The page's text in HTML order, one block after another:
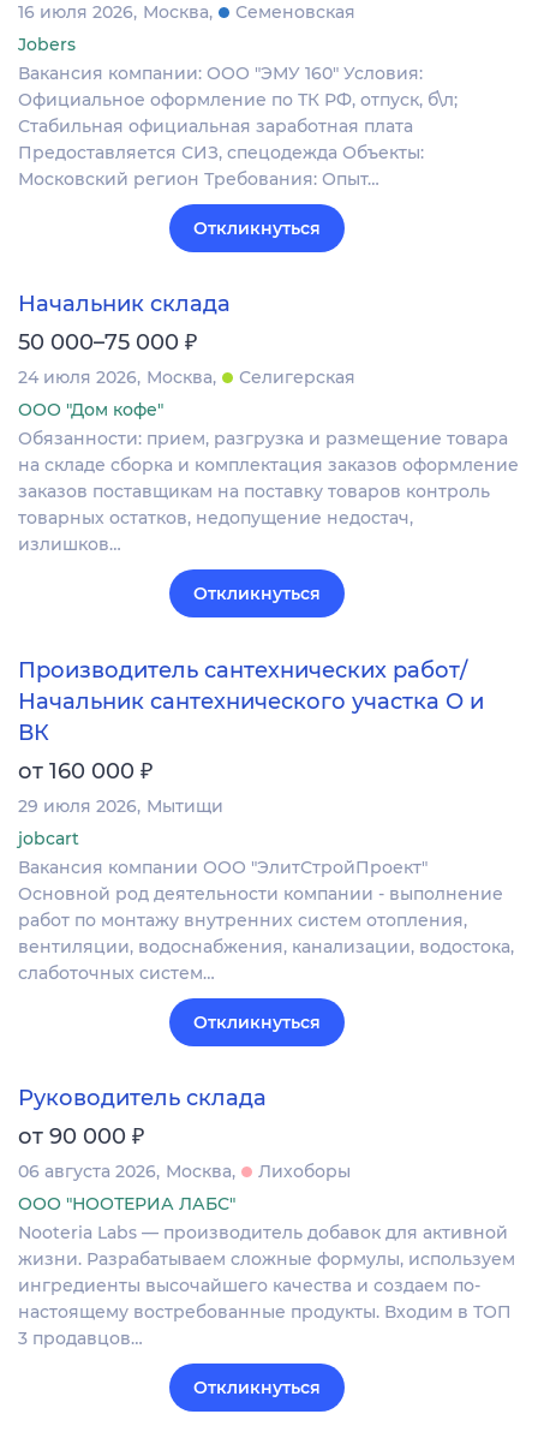
16 июля 2026 Москва
Семеновская
Jobers
Вакансия компании: ООО "ЭМУ 160" Условия:
Официальное оформление по ТК РФ, отпуск, б\л;
Стабильная официальная заработная плата
Предоставляется СИЗ, спецодежда Объекты:
Московский регион Требования: Опыт…
Откликнуться
Начальник склада
50 000–75 000 ₽
24 июля 2026 Москва
Селигерская
ООО "Дом кофе"
Обязанности: прием, разгрузка и размещение товара
на складе сборка и комплектация заказов оформление
заказов поставщикам на поставку товаров контроль
товарных остатков, недопущение недостач,
излишков…
Откликнуться
Производитель сантехнических работ/
Начальник сантехнического участка О и
ВК
от 160 000 ₽
29 июля 2026 Мытищи
jobcart
Вакансия компании ООО "ЭлитСтройПроект"
Основной род деятельности компании - выполнение
работ по монтажу внутренних систем отопления,
вентиляции, водоснабжения, канализации, водостока,
слаботочных систем…
Откликнуться
Руководитель склада
от 90 000 ₽
06 августа 2026 Москва
Лихоборы
ООО "НООТЕРИА ЛАБС"
Nooteria Labs — производитель добавок для активной
жизни. Разрабатываем сложные формулы, используем
ингредиенты высочайшего качества и создаем по-
настоящему востребованные продукты. Входим в ТОП
3 продавцов…
Откликнуться